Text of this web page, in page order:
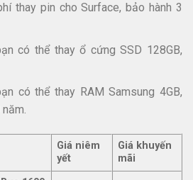
thay pin cho Surface, bảo hành 3
có thể thay ổ cứng SSD 128GB,
có thể thay RAM Samsung 4GB,
Giá niêm
yết
Giá khuyến
mãi